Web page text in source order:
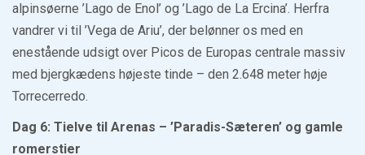
alpinsøerne ’Lago de Enol’ og ’Lago de La Ercina’. Herfra
vandrer vi til ’Vega de Ariu’, der belønner os med en
enestående udsigt over Picos de Europas centrale massiv
med bjergkædens højeste tinde – den 2.648 meter høje
Torrecerredo.
Dag 6: Tielve til Arenas – ’Paradis-Sæteren’ og gamle
romerstier